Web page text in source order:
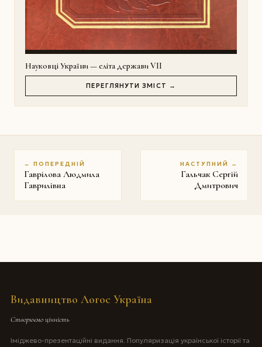
Науковці України — еліта держави VII
ПЕРЕГЛЯНУТИ ЗМІСТ →
← ПОПЕРЕДНІЙ
Гаврілова Людмила
Гаврилівна
НАСТУПНИЙ →
Гальчак Сергій
Дмитрович
Видавництво Логос Україна
Створюємо цінність
Іміджево-презентаційні видання. Популяризація української історії та